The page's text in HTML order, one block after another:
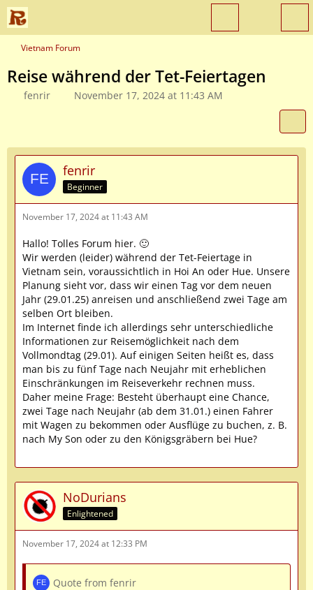
Vietnam Forum
Reise während der Tet-Feiertagen
fenrir November 17, 2024 at 11:43 AM
fenrir
Beginner
November 17, 2024 at 11:43 AM
Hallo! Tolles Forum hier. 🙂
Wir werden (leider) während der Tet-Feiertage in
Vietnam sein, voraussichtlich in Hoi An oder Hue. Unsere
Planung sieht vor, dass wir einen Tag vor dem neuen
Jahr (29.01.25) anreisen und anschließend zwei Tage am
selben Ort bleiben.
Im Internet finde ich allerdings sehr unterschiedliche
Informationen zur Reisemöglichkeit nach dem
Vollmondtag (29.01). Auf einigen Seiten heißt es, dass
man bis zu fünf Tage nach Neujahr mit erheblichen
Einschränkungen im Reiseverkehr rechnen muss.
Daher meine Frage: Besteht überhaupt eine Chance,
zwei Tage nach Neujahr (ab dem 31.01.) einen Fahrer
mit Wagen zu bekommen oder Ausflüge zu buchen, z. B.
nach My Son oder zu den Königsgräbern bei Hue?
NoDurians
Enlightened
November 17, 2024 at 12:33 PM
Quote from fenrir